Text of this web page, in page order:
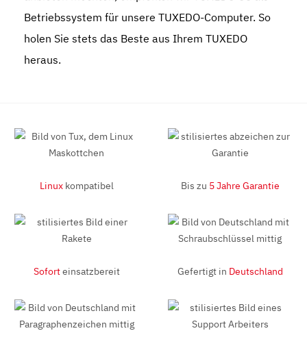
Betriebssystem für unsere TUXEDO-Computer. So
holen Sie stets das Beste aus Ihrem TUXEDO
heraus.
Linuxkompatibel Bis zu 5 Jahre Garantie
Soforteinsatzbereit Gefertigt in Deutschland